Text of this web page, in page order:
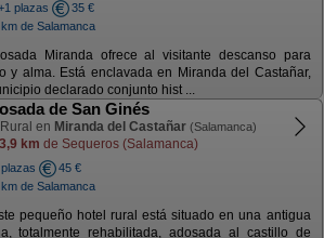
plazas
35 €
de Salamanca
Miranda ofrece al visitante descanso para
y alma. Está enclavada en Miranda del Castañar,
declarado conjunto hist ...
de San Ginés
en Miranda del Castañar (Salamanca)
3,9 km de Sequeros (Salamanca)
45 €
de Salamanca
pequeño hotel rural está situado en una antigua
totalmente rehabilitada, adosada al castillo de